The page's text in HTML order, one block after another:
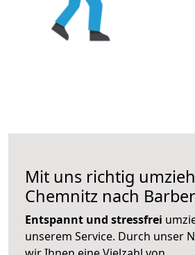
Mit uns richtig
Chemnitz nach Barber
Entspannt und stressfrei
unserem Service. Durch unser